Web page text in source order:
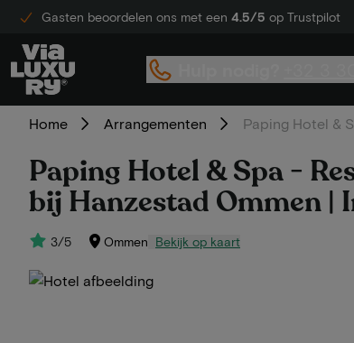
Gasten beoordelen ons met een 4.5/5 op Trustpilot
Home Arrangementen Paping Hotel &
Paping Hotel & Spa -
bij Hanzestad Ommen |
3/5 Ommen Bekijk op kaart